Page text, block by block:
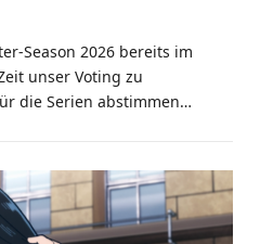
Season 2026 bereits im
unser Voting zu
die Serien abstimmen…